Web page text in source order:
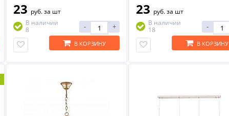
23 руб.за шт
В наличии
8
- +
В КОРЗИНУ
23 руб.за шт
В наличии
18
-
В КОРЗИНУ